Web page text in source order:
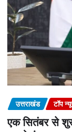
उत्तराखंड टॉप
एक सितंबर से शुरू